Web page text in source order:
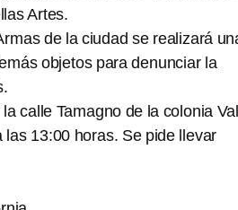
Artes.
de la ciudad se realizará
objetos para denunciar la
calle Tamagno de la colonia
13:00 horas. Se pide llevar